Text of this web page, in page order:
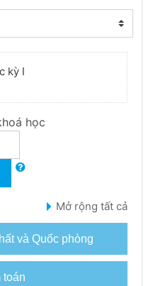
kỳ I
học
Mở rộng tất cả
và Quốc phòng
toán